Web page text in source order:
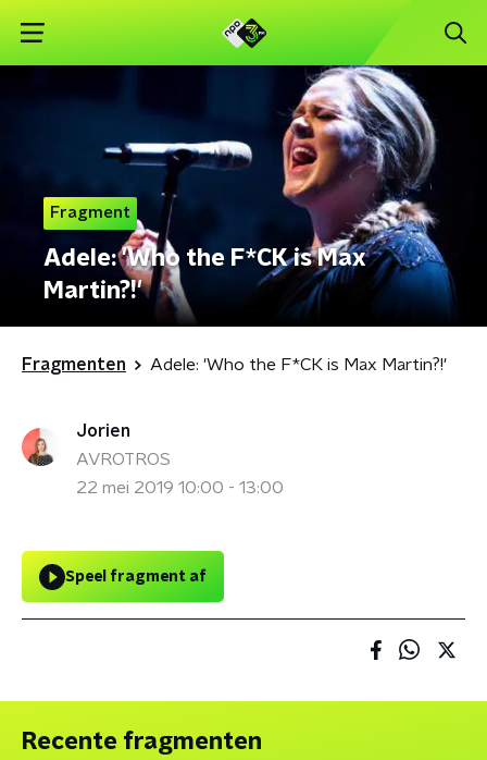
Fragment
Adele: 'Who the F*CK is Max
Martin?!'
Fragmenten Adele: 'Who the F*CK is Max Martin?!'
Jorien
AVROTROS
22 mei 2019 10:00 - 13:00
Speel fragment af
Recente fragmenten